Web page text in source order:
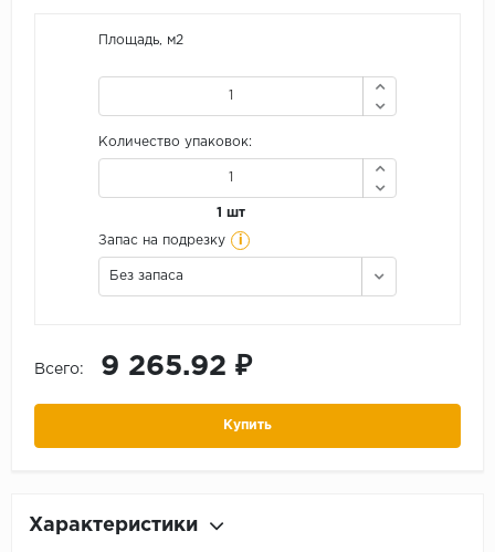
Площадь, м2
Количество упаковок:
1 шт
Запас на подрезку i
Без запаса
Всего: 9 265.92 ₽
Купить
Характеристики